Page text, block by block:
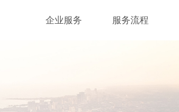
企业服务 服务流程